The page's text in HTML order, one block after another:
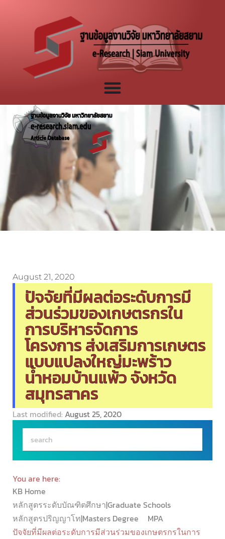
August 21, 2020
ปัจจัยที่มีผลต่อระดับการมี
ส่วนร่วมของเกษตรกรใน
การบริหารจัดการ
โครงการ ส่งเสริมการเกษตร
แบบแปลงใหญ่มะพร้าว
น้ำหอมบ้านแพ้ว จังหวัด
สมุทรสาคร
Last modified: August 25, 2020
You are here:
KB Home
หลักสูตรระดับบัณฑิตศึกษา|Graduate Schools
หลักสูตรปริญญาโท|Masters Degree
MPA
ปัจจัยที่มีผลต่อระดับการมีส่วนร่วมของเกษตรกรในการ